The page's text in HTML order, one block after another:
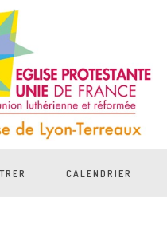
CALENDRIER